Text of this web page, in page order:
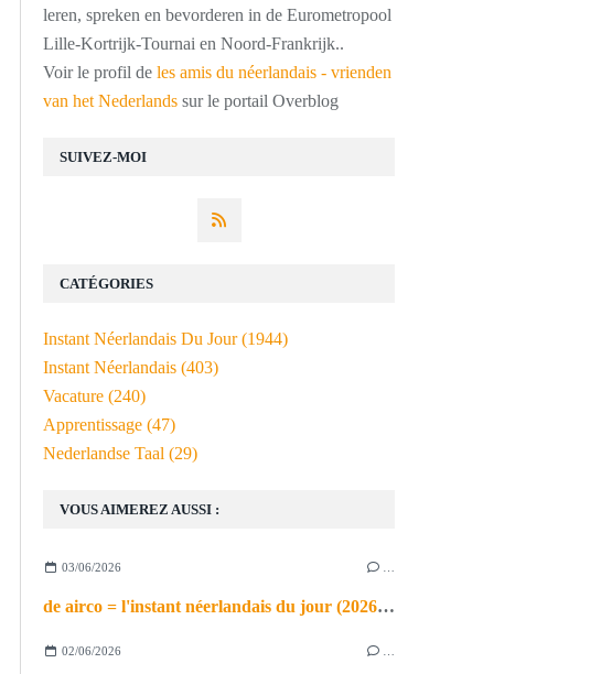
SUIVEZ-MOI
leren, spreken en bevorderen in de Eurometropool
Lille-Kortrijk-Tournai en Noord-Frankrijk..
Voir le profil de les amis du néerlandais - vrienden
van het Nederlands sur le portail Overblog
VOUS AIMEREZ AUSSI :
03/06/2026
de airco = l'instant néerlandais du jour (2026_06_03)
02/06/2026
CATÉGORIES
Instant Néerlandais Du Jour(1944)
Instant Néerlandais (403)
Vacature (240)
Apprentissage (47)
Nederlandse Taal (29)